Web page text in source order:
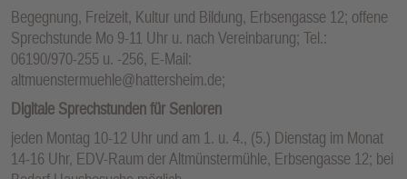
Begegnung, Freizeit, Kultur und Bildung, Erbsengasse 12; offene
Sprechstunde Mo 9-11 Uhr u. nach Vereinbarung; Tel.:
06190/970-255 u. -256, E-Mail:
altmuenstermuehle@hattersheim.de;
Digitale Sprechstunden für Senioren
jeden Montag 10-12 Uhr und am 1. u. 4., (5.) Dienstag im Monat
14-16 Uhr, EDV-Raum der Altmünstermühle, Erbsengasse 12; bei